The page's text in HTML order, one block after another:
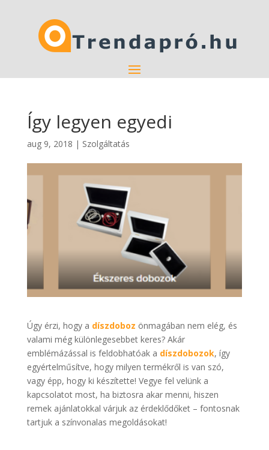
Így legyen egyedi
aug 9, 2018 | Szolgáltatás
Úgy érzi, hogy a díszdoboz önmagában nem elég, és
valami még különlegesebbet keres? Akár
emblémázással is feldobhatóak a díszdobozok, így
egyértelműsítve, hogy milyen termékről is van szó,
vagy épp, hogy ki készítette! Vegye fel velünk a
kapcsolatot most, ha biztosra akar menni, hiszen
remek ajánlatokkal várjuk az érdeklődőket – fontosnak
tartjuk a színvonalas megoldásokat!